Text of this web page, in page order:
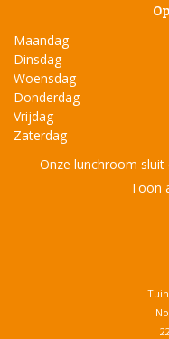
Maandag
Dinsdag
Woensdag
Donderdag
Vrijdag
Zaterdag
Onze lunchroom sluit
Toon